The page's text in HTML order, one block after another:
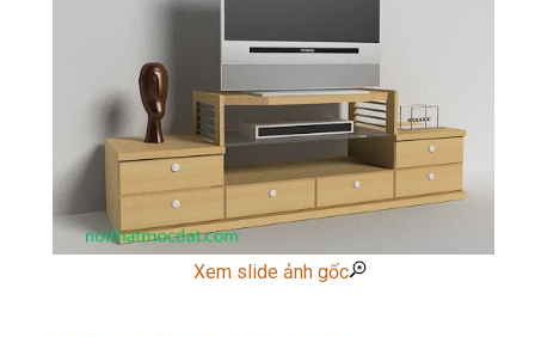
Xem slide ảnh gốc